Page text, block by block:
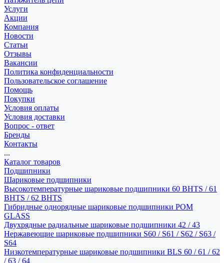
Услуги
Акции
Компания
Новости
Статьи
Отзывы
Вакансии
Политика конфиденциальности
Пользовательское соглашение
Помощь
Покупки
Условия оплаты
Условия доставки
Вопрос - ответ
Бренды
Контакты
...
Каталог товаров
Подшипники
Шариковые подшипники
Высокотемпературные шариковые подшипники 60 BHTS / 61
BHTS / 62 BHTS
Гибридные однорядные шариковые подшипники POM
GLASS
Двухрядные радиальные шариковые подшипники 42 / 43
Нержавеющие шариковые подшипники S60 / S61 / S62 / S63 /
S64
Низкотемпературные шариковые подшипники BLS 60 / 61 / 62
/ 63 / 64